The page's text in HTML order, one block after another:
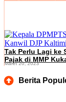
Tak Perlu Lagi ke
Pajak di MMP
Maret 20, 2023
Berita